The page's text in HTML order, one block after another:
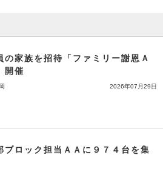
の家族を招待「ファミリー謝恩Ａ
開催
2026年07月29日
ブロック担当ＡＡに９７４台を集